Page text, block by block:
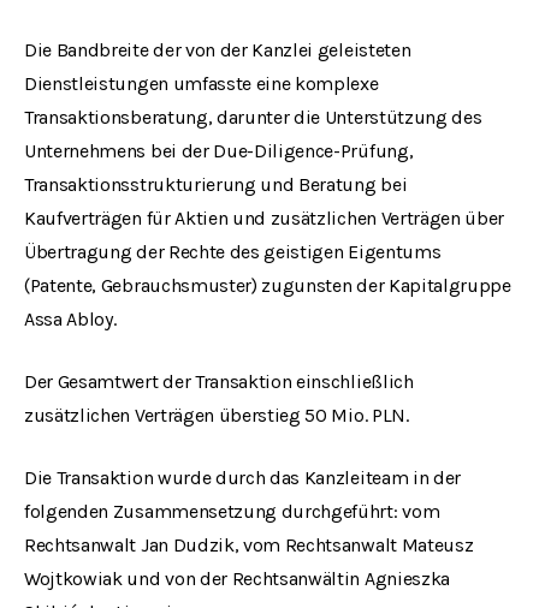
Die Bandbreite der von der Kanzlei geleisteten
Dienstleistungen umfasste eine komplexe
Transaktionsberatung, darunter die Unterstützung des
Unternehmens bei der Due-Diligence-Prüfung,
Transaktionsstrukturierung und Beratung bei
Kaufverträgen für Aktien und zusätzlichen Verträgen über
Übertragung der Rechte des geistigen Eigentums
(Patente, Gebrauchsmuster) zugunsten der Kapitalgruppe
Assa Abloy.
Der Gesamtwert der Transaktion einschließlich
zusätzlichen Verträgen überstieg 50 Mio. PLN.
Die Transaktion wurde durch das Kanzleiteam in der
folgenden Zusammensetzung durchgeführt: vom
Rechtsanwalt Jan Dudzik, vom Rechtsanwalt Mateusz
Wojtkowiak und von der Rechtsanwältin Agnieszka